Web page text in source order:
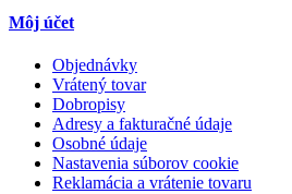
Môj účet
Objednávky
Vrátený tovar
Dobropisy
Adresy a fakturačné údaje
Osobné údaje
Nastavenia súborov cookie
Reklamácia a vrátenie tovaru